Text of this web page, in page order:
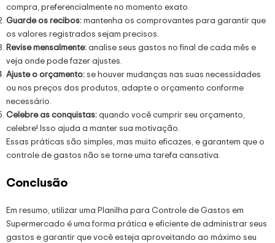
compra, preferencialmente no momento exato.
Guarde os recibos:mantenha os comprovantes para garantir que
os valores registrados sejam precisos.
Revise mensalmente:analise seus gastos no final de cada mês e
veja onde pode fazer ajustes.
Ajuste o orçamento: se houver mudanças nas suas necessidades
ou nos preços dos produtos, adapte o orçamento conforme
necessário.
Celebre as conquistas:quando você cumprir seu orçamento,
celebre! Isso ajuda a manter sua motivação.
Essas práticas são simples, mas muito eficazes, e garantem que o
controle de gastos não se torne uma tarefa cansativa.
Conclusão
Em resumo, utilizar uma Planilha para Controle de Gastos em
Supermercado é uma forma prática e eficiente de administrar seus
gastos e garantir que você esteja aproveitando ao máximo seu